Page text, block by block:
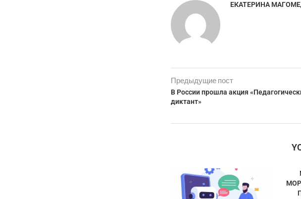
ЕКАТЕРИНА
Предыдущие пост
В России прошла акция
диктант»